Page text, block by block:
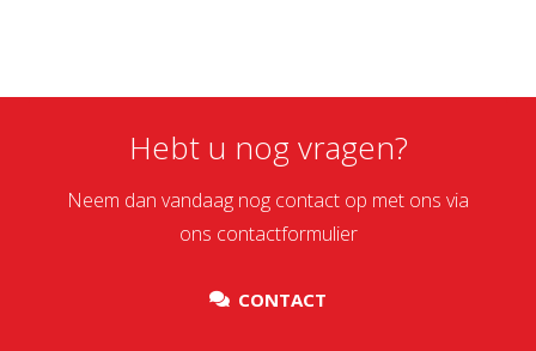
Wilms
Hebt u nog vragen?
Neem dan vandaag nog contact op met ons via
ons contactformulier
CONTACT